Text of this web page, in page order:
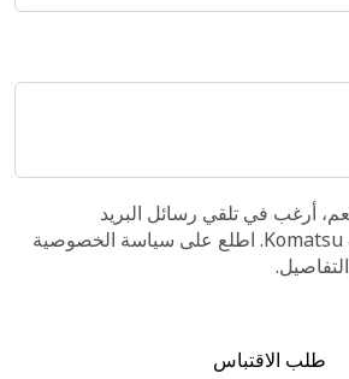
أرغب في تلقي رسائل البريد
الإلكتروني من شركة Komatsu. اطلع على سياسة الخصوصية
طلب الاقتباس